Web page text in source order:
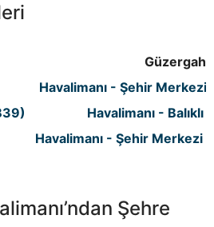
Güzergah
Havalimanı - Şehir Merkezi
Havalimanı - Balıklı
Havalimanı - Şehir Merkezi
Şehre